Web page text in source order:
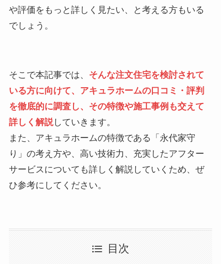
や評価をもっと詳しく見たい、と考える方もいる
でしょう。
そこで本記事では、 そんな注文住宅を検討されて
いる方に向けて、アキュラホームの口コミ・評判
を徹底的に調査し、その特徴や施工事例も交えて
詳しく解説していきます。
また、アキュラホームの特徴である「永代家守
り」の考え方や、高い技術力、充実したアフター
サービスについても詳しく解説していくため、ぜ
ひ参考にしてください。
目次